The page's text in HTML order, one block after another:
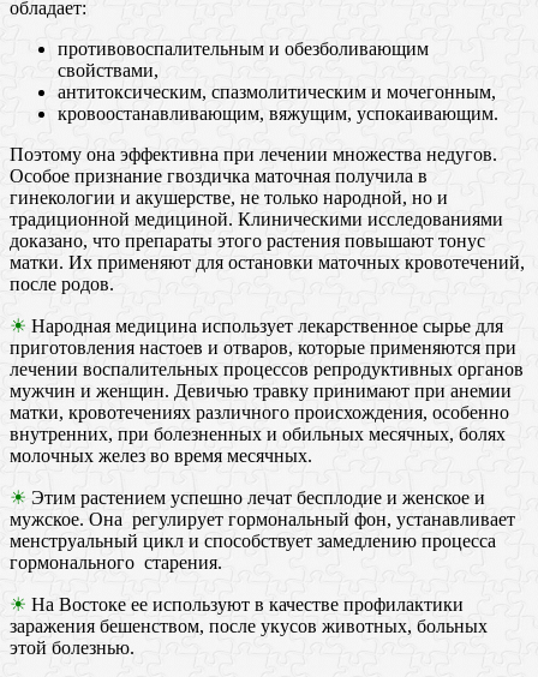
обладает:
противовоспалительным и обезболивающим
свойствами,
антитоксическим, спазмолитическим и мочегонным,
кровоостанавливающим, вяжущим, успокаивающим.
Поэтому она эффективна при лечении множества недугов.
Особое признание гвоздичка маточная получила в
гинекологии и акушерстве, не только народной, но и
традиционной медициной. Клиническими исследованиями
доказано, что препараты этого растения повышают тонус
матки. Их применяют для остановки маточных кровотечений,
после родов.
☀ Народная медицина использует лекарственное сырье для
приготовления настоев и отваров, которые применяются при
лечении воспалительных процессов репродуктивных органов
мужчин и женщин. Девичью травку принимают при анемии
матки, кровотечениях различного происхождения, особенно
внутренних, при болезненных и обильных месячных, болях
молочных желез во время месячных.
☀ Этим растением успешно лечат бесплодие и женское и
мужское. Она регулирует гормональный фон, устанавливает
менструальный цикл и способствует замедлению процесса
гормонального старения.
☀ На Востоке ее используют в качестве профилактики
заражения бешенством, после укусов животных, больных
этой болезнью.